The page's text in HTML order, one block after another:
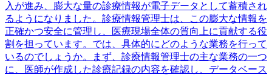
入が進み、膨大な量の診療情報が電子データとして蓄積され
るようになりました。診療情報管理士は、この膨大な情報を
正確かつ安全に管理し、医療現場全体の質向上に貢献する役
割を担っています。では、具体的にどのような業務を行って
いるのでしょうか。まず、診療情報管理士の主な業務の一つ
に、医師が作成した診療記録の内容を確認し、データベース